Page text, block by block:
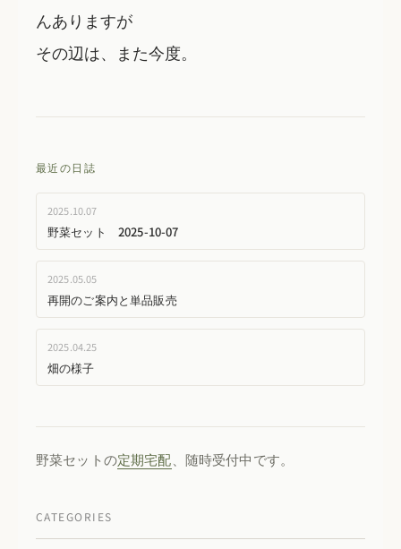
んありますが
その辺は、また今度。
最近の日誌
2025.10.07
野菜セット 2025-10-07
2025.05.05
再開のご案内と単品販売
2025.04.25
畑の様子
野菜セットの定期宅配 、随時受付中です。
CATEGORIES